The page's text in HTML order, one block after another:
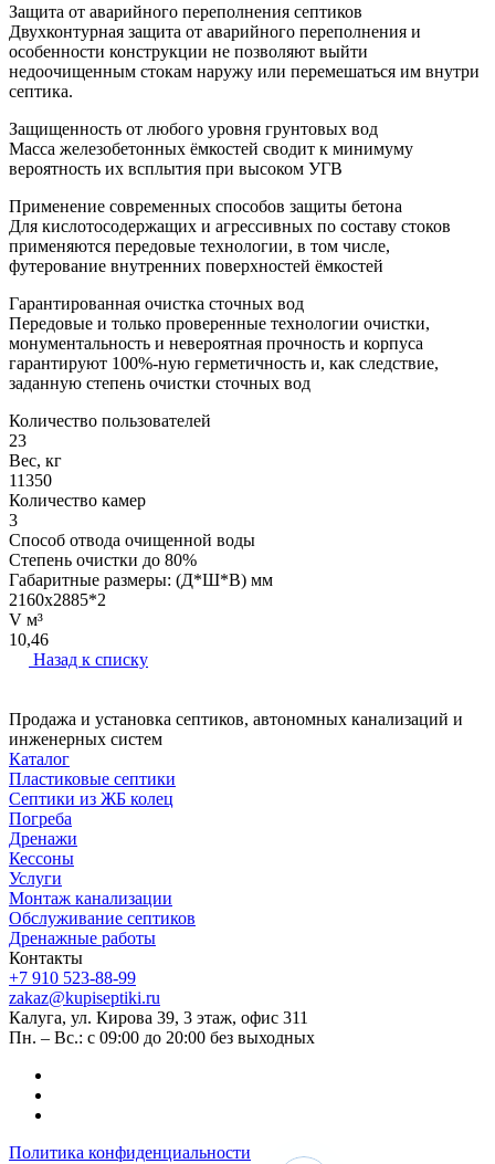
Защита от аварийного переполнения септиков
Двухконтурная защита от аварийного переполнения и
особенности конструкции не позволяют выйти
недоочищенным стокам наружу или перемешаться им внутри
септика.
Защищенность от любого уровня грунтовых вод​
Масса железобетонных ёмкостей сводит к минимуму
вероятность их всплытия при высоком УГВ
Применение современных способов защиты бетона
Для кислотосодержащих и агрессивных по составу стоков
применяются передовые технологии, в том числе,
футерование внутренних поверхностей ёмкостей
Гарантированная очистка сточных вод
Передовые и только проверенные технологии очистки,
монументальность и невероятная прочность и корпуса
гарантируют 100%-ную герметичность и, как следствие,
заданную степень очистки сточных вод
Количество пользователей
23
Вес, кг
11350
Количество камер
3
Способ отвода очищенной воды
Степень очистки до 80%
Габаритные размеры: (Д*Ш*В) мм
2160х2885*2
V м³
10,46
Назад к списку
Продажа и установка септиков, автономных канализаций и
инженерных систем
Каталог
Пластиковые септики
Септики из ЖБ колец
Погреба
Дренажи
Кессоны
Услуги
Монтаж канализации
Обслуживание септиков
Дренажные работы
Контакты
+7 910 523-88-99
zakaz@kupiseptiki.ru
Калуга, ул. Кирова 39, 3 этаж, офис 311
Пн. – Вс.: с 09:00 до 20:00 без выходных
Политика конфиденциальности